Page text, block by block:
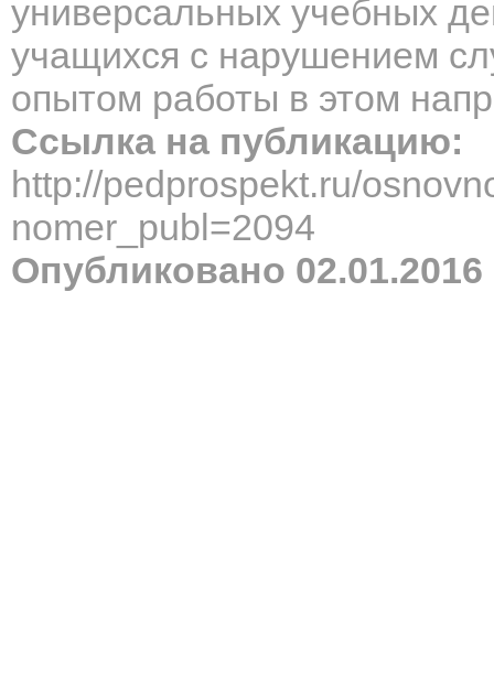
универсальных учебных
учащихся с нарушением
опытом работы в этом
Ссылка на публикацию:
http://pedprospekt.ru/
nomer_publ=2094
Опубликовано 02.01.2016